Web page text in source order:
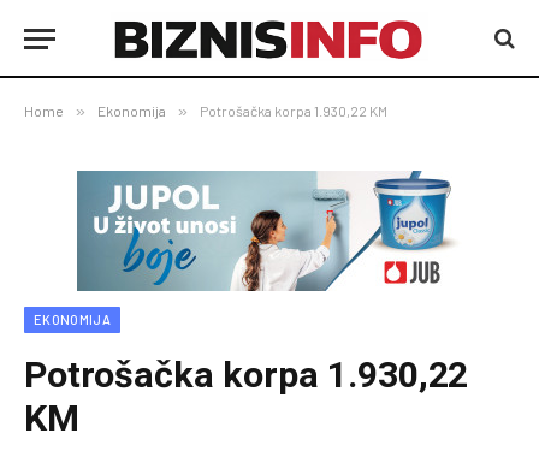
Home » Ekonomija » Potrošačka korpa 1.930,22 KM
EKONOMIJA
Potrošačka korpa 1.930,22
KM